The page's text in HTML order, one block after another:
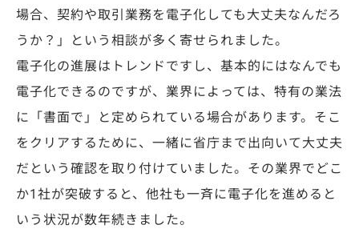
場合、契約や取引業務を電子化しても大丈夫なんだろ
うか？」という相談が多く寄せられました。
電子化の進展はトレンドですし、基本的にはなんでも
電子化できるのですが、業界によっては、特有の業法
に「書面で」と定められている場合があります。そこ
をクリアするために、一緒に省庁まで出向いて大丈夫
だという確認を取り付けていました。その業界でどこ
か1社が突破すると、他社も一斉に電子化を進めると
いう状況が数年続きました。